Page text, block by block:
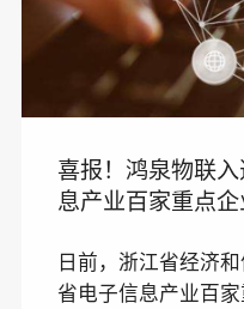
喜报！鸿泉物联
息产业百家重点
日前，浙江省经济
省电子信息产业百